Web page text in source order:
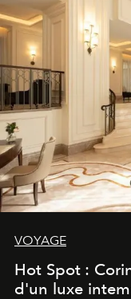
VOYAGE
Hot Spot :
d'un luxe